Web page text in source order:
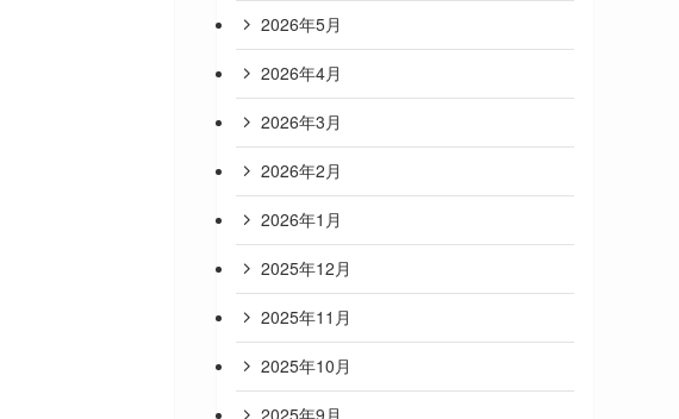
2026年5月
2026年4月
2026年3月
2026年2月
2026年1月
2025年12月
2025年11月
2025年10月